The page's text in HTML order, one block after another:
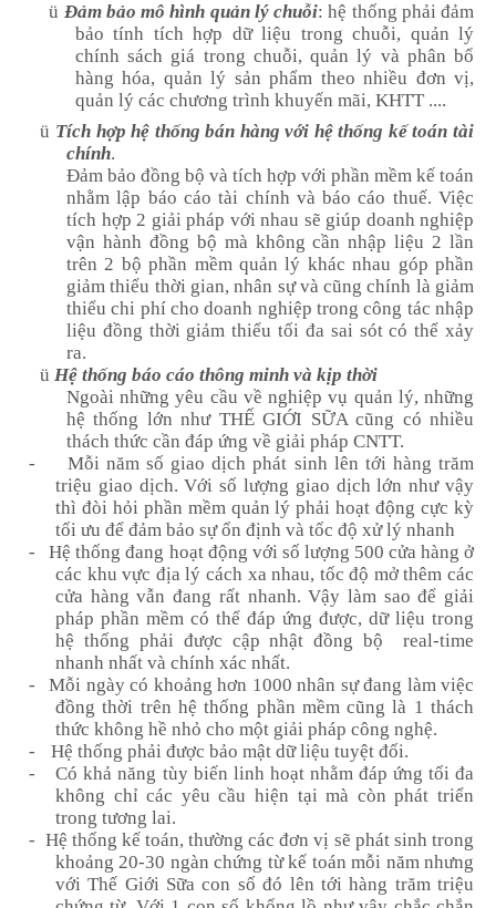
ü Đảm bảo mô hình quản lý chuỗi: hệ thống phải đảm
bảo tính tích hợp dữ liệu trong chuỗi, quản lý
chính sách giá trong chuỗi, quản lý và phân bổ
hàng hóa, quản lý sản phẩm theo nhiều đơn vị,
quản lý các chương trình khuyến mãi, KHTT ....
ü Tích hợp hệ thống bán hàng với hệ thống kế toán tài
chính.
Đảm bảo đồng bộ và tích hợp với phần mềm kế toán
nhằm lập báo cáo tài chính và báo cáo thuế. Việc
tích hợp 2 giải pháp với nhau sẽ giúp doanh nghiệp
vận hành đồng bộ mà không cần nhập liệu 2 lần
trên 2 bộ phần mềm quản lý khác nhau góp phần
giảm thiểu thời gian, nhân sự và cũng chính là giảm
thiểu chi phí cho doanh nghiệp trong công tác nhập
liệu đồng thời giảm thiểu tối đa sai sót có thể xảy
ra.
ü Hệ thống báo cáo thông minh và kịp thời
Ngoài những yêu cầu về nghiệp vụ quản lý, những
hệ thống lớn như THẾ GIỚI SỮAcũng có nhiều
thách thức cần đáp ứng về giải pháp CNTT.
-
Mỗi năm số giao dịch phát sinh lên tới hàng trăm
triệu giao dịch. Với số lượng giao dịch lớn như vậy
thì đòi hỏi phần mềm quản lýphải hoạt động cực kỳ
tối ưu để đảm bảo sự ổn định và tốc độ xử lý nhanh
-
Hệ thống đang hoạt động với số lượng 500 cửa hàng ở
các khu vực địa lý cách xa nhau, tốc độ mởthêm các
cửa hàng vẫn đang rất nhanh. Vậy làm sao để giải
pháp phần mềm có thể đáp ứng được, dữ liệu trong
hệ thống phải được cập nhật đồng bộ
real-time
nhanh nhất và chính xác nhất.
-
Mỗi ngày có khoảng hơn 1000 nhân sự đang làm việc
đồng thời trên hệ thống phần mềm cũng là 1 thách
thức không hề nhỏ cho một giải pháp công nghệ.
-
Hệ thống phải được bảo mật dữ liệu tuyệt đối.
-
Có khả năng tùy biến linh hoạt nhằm đáp ứng tối đa
không chỉ các yêu cầu hiện tại mà còn phát triển
trong tương lai.
- Hệ thống kế toán, thường các đơn vị sẽ phát sinh trong
khoảng 20-30 ngàn chứng từ kế toán mỗi nămnhưng
với Thế Giới Sữa con số đó lên tới hàng trămtriệu